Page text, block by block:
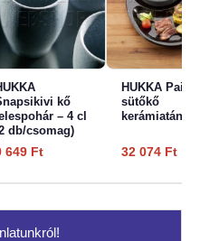
kő
– 4 cl
db/csomag)
649 Ft
HUKKA
sütőkő
32 074 Ft